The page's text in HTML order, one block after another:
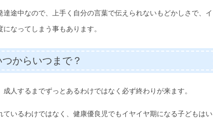
達途中なので、上手く自分の言葉で伝えられないもどかしさで、イ
なってしまう事もあります。
からいつまで？
人するまでずっとあるわけではなく必ず終わりが来ます。
ているわけではなく、健康優良児でもイヤイヤ期になる子どもはい